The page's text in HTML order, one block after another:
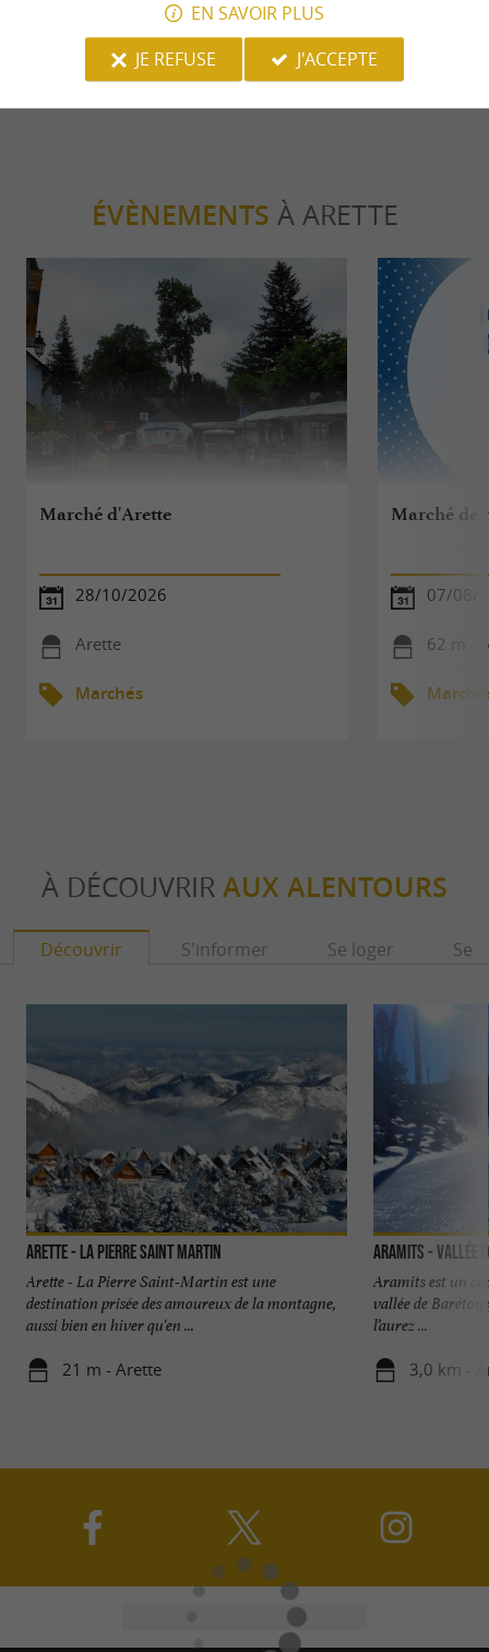
Vallée de Barétous
81 m - Arette
ÉVÈNEMENTS À ARETTE
Marché d'Arette
28/10/2026
Arette
Marchés
Marché de
07/08/
62 m -
À DÉCOUVRIR AUX ALENTOURS
Découvrir S'informer Se loger Se
Arette - La Pierre Saint Martin
Arette - La Pierre Saint-Martin est une
destination prisée des amoureux de la montagne,
aussi bien en hiver qu'en ...
21 m - Arette
Aramits - Vallée
Aramits est un
vallée de
l’aurez ...
3,0 km -
EN SAVOIR PLUS
JE REFUSE
J'ACCEPTE